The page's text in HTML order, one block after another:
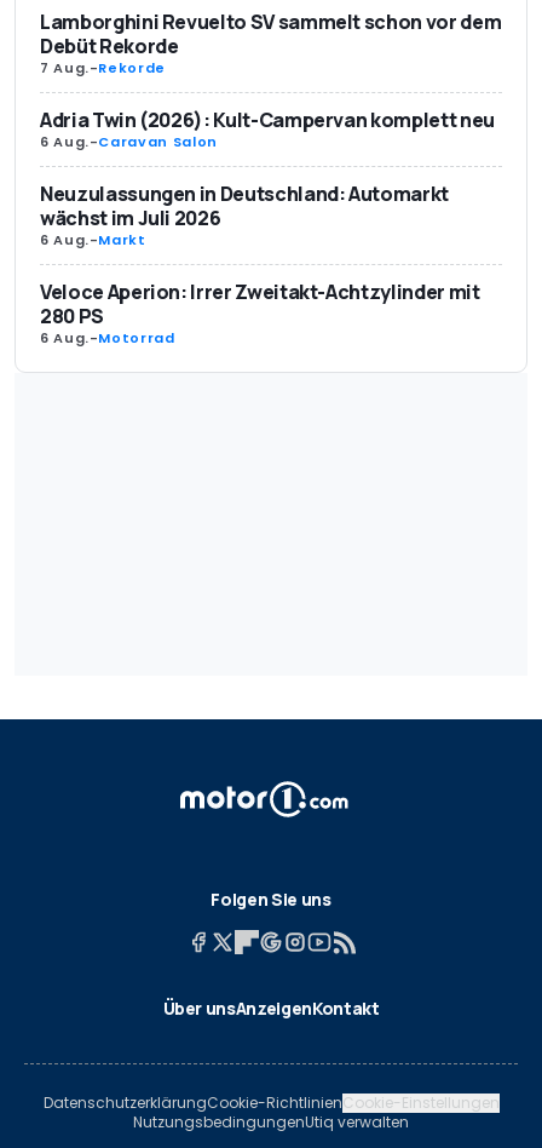
Lamborghini Revuelto SV sammelt schon vor dem
Debüt Rekorde
7 Aug.-Rekorde
Adria Twin (2026): Kult-Campervan komplett neu
6 Aug.-Caravan Salon
Neuzulassungen in Deutschland: Automarkt
wächst im Juli 2026
6 Aug.-Markt
Veloce Aperion: Irrer Zweitakt-Achtzylinder mit
280 PS
6 Aug.-Motorrad
Folgen Sie uns
Über unsAnzeigenKontakt
DatenschutzerklärungCookie-RichtlinienCookie-Einstellungen
NutzungsbedingungenUtiq verwalten